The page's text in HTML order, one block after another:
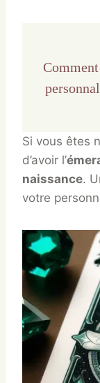
Si vous êtes
d’avoir l’
naissance.
votre